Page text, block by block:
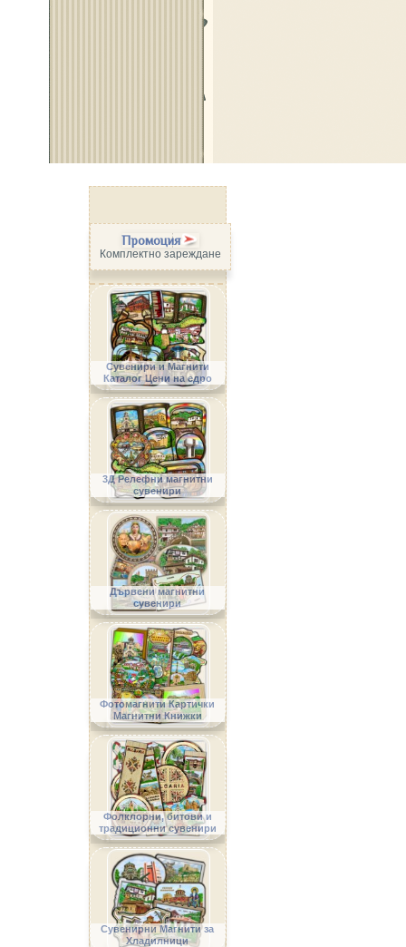
Промоция
Комплектно зареждане
Сувенири и Магнити
Каталог Цени на едро
3Д Релефни магнитни
сувенири
Дървени магнитни
сувенири
Фотомагнити Картички
Магнитни Книжки
Фолклорни, битови и
традиционни сувенири
Сувенирни Магнити за
Хладилници